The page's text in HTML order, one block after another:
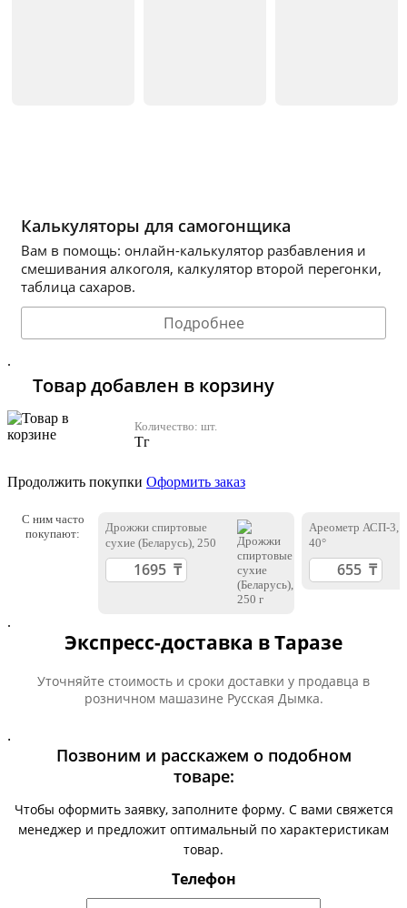
Калькуляторы для самогонщика
Вам в помощь: онлайн-калькулятор разбавления и
смешивания алкоголя, калкулятор второй перегонки,
таблица сахаров.
Подробнее
.
Товар добавлен в корзину
Количество: шт.
Тг
Продолжить покупки Оформить заказ
С ним часто
покупают:
Дрожжи спиртовые
сухие (Беларусь), 250
г
Ареометр АСП-3,
40°
.
Экспресс-доставка в Таразе
Уточняйте стоимость и сроки доставки у продавца в
розничном машазине Русская Дымка.
.
Позвоним и расскажем о подобном
товаре:
Чтобы оформить заявку, заполните форму. С вами свяжется
менеджер и предложит оптимальный по характеристикам
товар.
Телефон